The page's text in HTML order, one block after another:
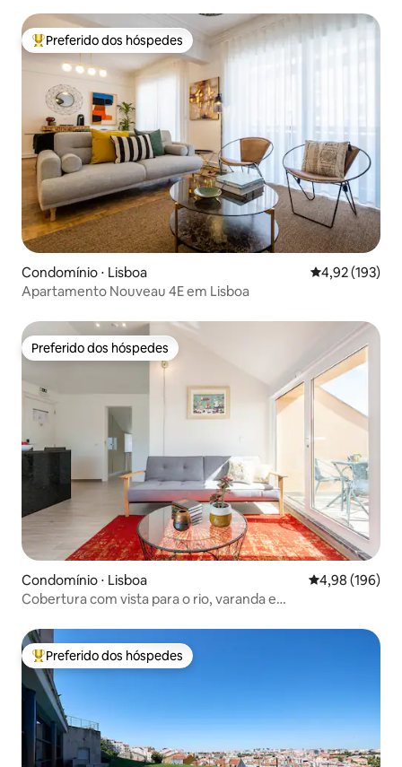
Entre os melhores preferidos dos hóspedes
Preferido dos hóspedes
Condomínio ⋅ Lisboa 4,92 de uma
4,92 (193)
Apartamento Nouveau 4E em Lisboa
Preferido dos hóspedes
Preferido dos hóspedes
Condomínio ⋅ Lisboa 4,98 de uma
4,98 (196)
Cobertura com vista para o rio, varanda e
Entre os melhores preferidos dos hóspedes
Preferido dos hóspedes